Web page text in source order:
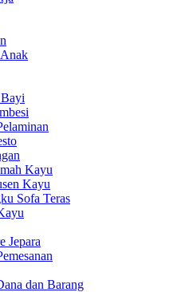
Kayu
Kayu
Sofa Teras
Jepara
dan Barang